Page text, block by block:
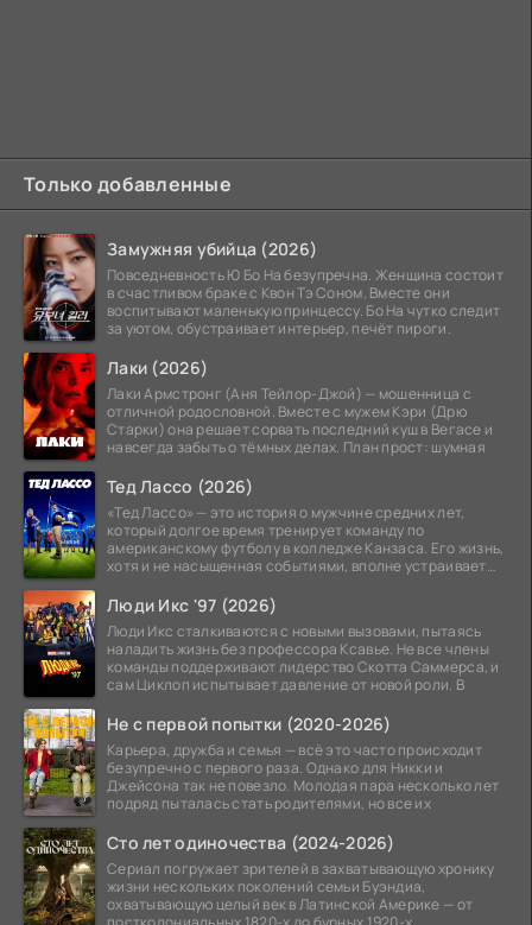
Только добавленные
Замужняя убийца (2026)
Повседневность Ю Бо На безупречна. Женщина состоит
в счастливом браке с Квон Тэ Соном. Вместе они
воспитывают маленькую принцессу. Бо На чутко следит
за уютом, обустраивает интерьер, печёт пироги.
Лаки (2026)
Лаки Армстронг (Аня Тейлор-Джой) — мошенница с
отличной родословной. Вместе с мужем Кэри (Дрю
Старки) она решает сорвать последний куш в Вегасе и
навсегда забыть о тёмных делах. План прост: шумная
Тед Лассо (2026)
«Тед Лассо» — это история о мужчине средних лет,
который долгое время тренирует команду по
американскому футболу в колледже Канзаса. Его жизнь,
хотя и не насыщенная событиями, вполне устраивает
Люди Икс '97 (2026)
Люди Икс сталкиваются с новыми вызовами, пытаясь
наладить жизнь без профессора Ксавье. Не все члены
команды поддерживают лидерство Скотта Саммерса, и
сам Циклоп испытывает давление от новой роли. В
Не с первой попытки (2020-2026)
Карьера, дружба и семья — всё это часто происходит
безупречно с первого раза. Однако для Никки и
Джейсона так не повезло. Молодая пара несколько лет
подряд пыталась стать родителями, но все их
Сто лет одиночества (2024-2026)
Сериал погружает зрителей в захватывающую хронику
жизни нескольких поколений семьи Буэндиа,
охватывающую целый век в Латинской Америке — от